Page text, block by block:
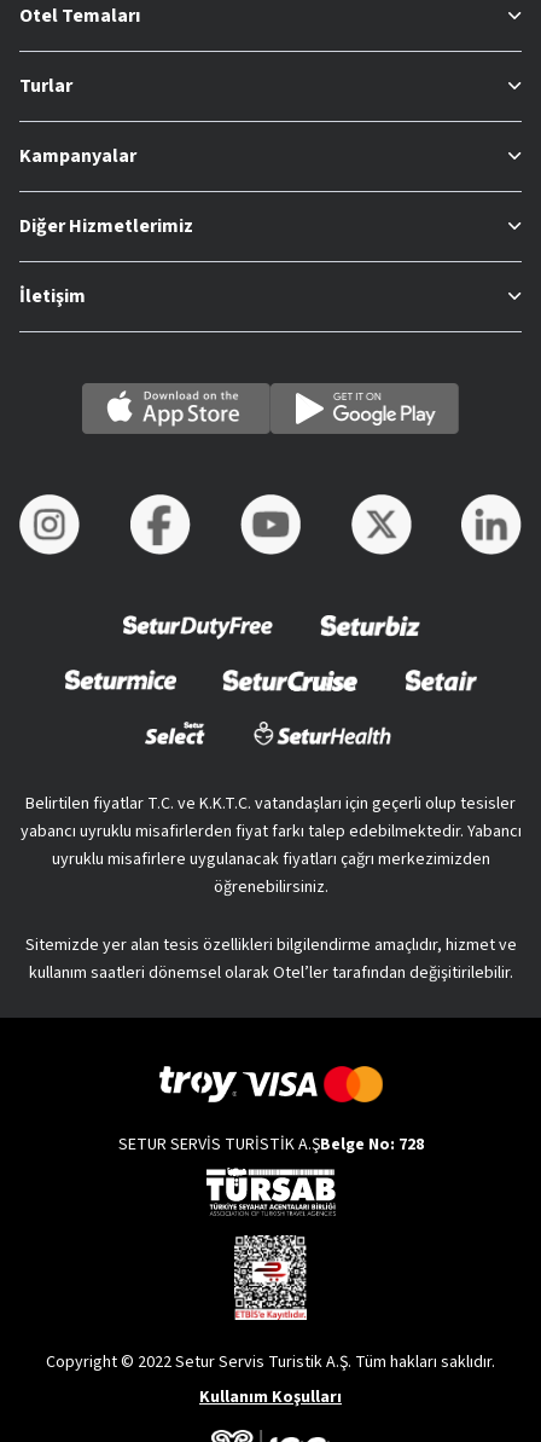
Otel Temaları
Turlar
Kampanyalar
Diğer Hizmetlerimiz
İletişim
Belirtilen fiyatlar T.C. ve K.K.T.C. vatandaşları için geçerli olup tesisler
yabancı uyruklu misafirlerden fiyat farkı talep edebilmektedir. Yabancı
uyruklu misafirlere uygulanacak fiyatları çağrı merkezimizden
öğrenebilirsiniz.
Sitemizde yer alan tesis özellikleri bilgilendirme amaçlıdır, hizmet ve
kullanım saatleri dönemsel olarak Otel’ler tarafından değişitirilebilir.
SETUR SERVİS TURİSTİK A.ŞBelge No: 728
Copyright © 2022 Setur Servis Turistik A.Ş. Tüm hakları saklıdır.
Kullanım Koşulları